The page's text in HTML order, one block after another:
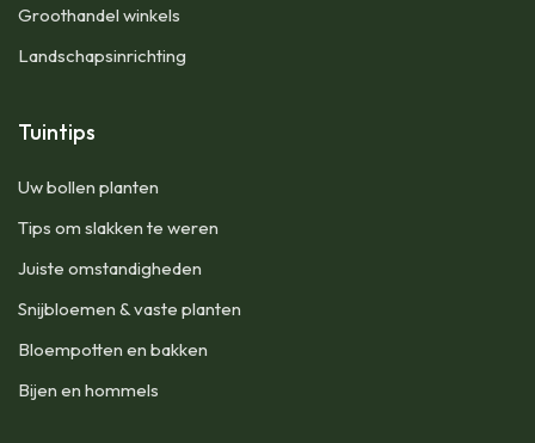
Groothandel winkels
Landschapsinrichting
Tuintips
Uw bollen planten
Tips om slakken te weren
Juiste omstandigheden
Snijbloemen & vaste planten
Bloempotten en bakken
Bijen en hommels